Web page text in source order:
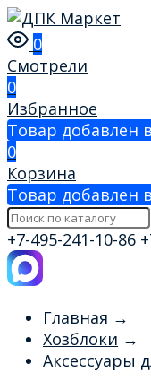
0
Смотрели
0
Избранное
Товар добавлен
0
Корзина
Товар добавлен
+7-495-241-10-86
Главная →
Хозблоки →
Аксессуары